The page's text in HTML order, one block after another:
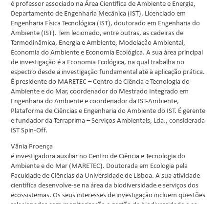
é professor associado na Área Científica de Ambiente e Energia,
Departamento de Engenharia Mecânica (IST). Licenciado em
Engenharia Física Tecnológica (IST), doutorado em Engenharia do
Ambiente (IST). Tem lecionado, entre outras, as cadeiras de
Termodinâmica, Energia e Ambiente, Modelação Ambiental,
Economia do Ambiente e Economia Ecológica. A sua área principal
de investigação é a Economia Ecológica, na qual trabalha no
espectro desde a investigação fundamental até à aplicação prática.
É presidente do MARETEC – Centro de Ciência e Tecnologia do
Ambiente e do Mar, coordenador do Mestrado Integrado em
Engenharia do Ambiente e coordenador da IST-Ambiente,
Plataforma de Ciências e Engenharia do Ambiente do IST. É gerente
e fundador da Terraprima – Serviços Ambientais, Lda., considerada
IST Spin-Off.
Vânia Proença
é investigadora auxiliar no Centro de Ciência e Tecnologia do
Ambiente e do Mar (MARETEC). Doutorada em Ecologia pela
Faculdade de Ciências da Universidade de Lisboa. A sua atividade
científica desenvolve-se na área da biodiversidade e serviços dos
ecossistemas. Os seus interesses de investigação incluem questões